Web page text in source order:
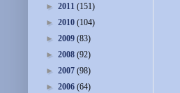
► 2011 (151)
► 2010 (104)
► 2009 (83)
► 2008 (92)
► 2007 (98)
► 2006 (64)